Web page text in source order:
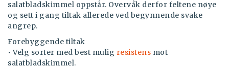
salatbladskimmel oppstår. Overvåk derfor feltene nøye
og sett i gang tiltak allerede ved begynnende svake
angrep.
Forebyggende tiltak
• Velg sorter med best mulig resistens mot
salatbladskimmel.